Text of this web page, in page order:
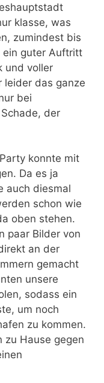
klasse, was
zumindest bis
ein guter Auftritt
und voller
leider das ganze
bei
der
konnte mit
Da es ja
auch diesmal
schon wie
oben stehen.
paar Bilder von
an der
gemacht
unsere
sodass ein
um noch
zu kommen.
zu Hause gegen